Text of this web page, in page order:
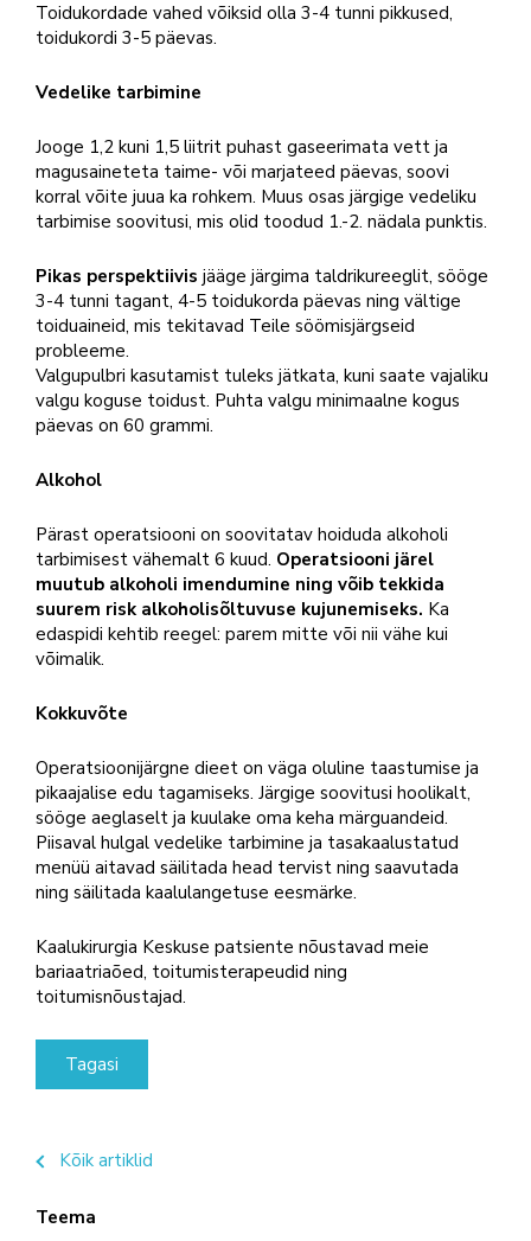
Toidukordade vahed võiksid olla 3-4 tunni pikkused,
toidukordi 3-5 päevas.
Vedelike tarbimine
Jooge 1,2 kuni 1,5 liitrit puhast gaseerimata vett ja
magusaineteta taime- või marjateed päevas, soovi
korral võite juua ka rohkem. Muus osas järgige vedeliku
tarbimise soovitusi, mis olid toodud 1.-2. nädala punktis.
Pikas perspektiivis jääge järgima taldrikureeglit, sööge
3-4 tunni tagant, 4-5 toidukorda päevas ning vältige
toiduaineid, mis tekitavad Teile söömisjärgseid
probleeme.
Valgupulbri kasutamist tuleks jätkata, kuni saate vajaliku
valgu koguse toidust. Puhta valgu minimaalne kogus
päevas on 60 grammi.
Alkohol
Pärast operatsiooni on soovitatav hoiduda alkoholi
tarbimisest vähemalt 6 kuud. Operatsiooni järel
muutub alkoholi imendumine ning võib tekkida
suurem risk alkoholisõltuvuse kujunemiseks. Ka
edaspidi kehtib reegel: parem mitte või nii vähe kui
võimalik.
Kokkuvõte
Operatsioonijärgne dieet on väga oluline taastumise ja
pikaajalise edu tagamiseks. Järgige soovitusi hoolikalt,
sööge aeglaselt ja kuulake oma keha märguandeid.
Piisaval hulgal vedelike tarbimine ja tasakaalustatud
menüü aitavad säilitada head tervist ning saavutada
ning säilitada kaalulangetuse eesmärke.
Kaalukirurgia Keskuse patsiente nõustavad meie
bariaatriaõed, toitumisterapeudid ning
toitumisnõustajad.
Tagasi
Kõik artiklid
Teema